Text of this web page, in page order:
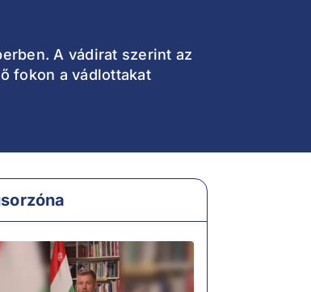
A vádirat szerint az
fokon a vádlottakat